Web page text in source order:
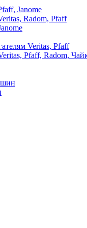
Janome
Radom, Pfaff
Veritas, Pfaff
Pfaff, Radom,